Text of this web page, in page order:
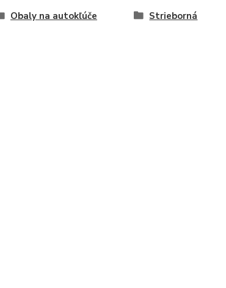
Obaly na autokľúče Strieborná